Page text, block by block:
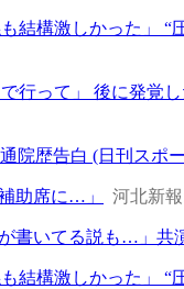
結構激しかった」 “
行って」 後に発覚
院歴告白 (日刊スポ
助席に…」 河北新
書いてる説も…」共
結構激しかった」 “